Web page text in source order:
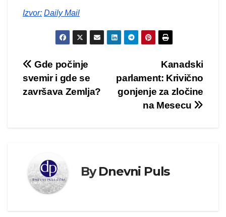
Izvor: Daily Mail
Kretanje
članka
Kanadski
parlament: Krivično
gonjenje za zločine
na Mesecu
Gde počinje
svemir i gde se
završava Zemlja?
ByDnevni Puls